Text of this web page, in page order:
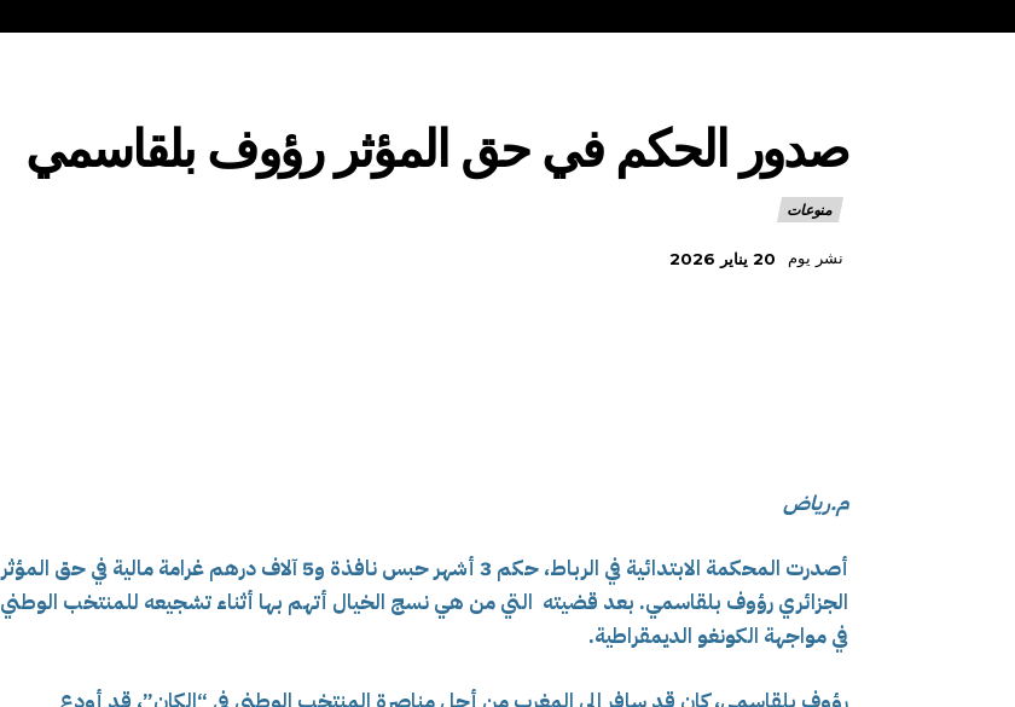
صدور الحكم في حق المؤثر رؤوف بلقاسمي
منوعات
نشر يوم 20 يناير 2026
م.رياض
أصدرت المحكمة الابتدائية في الرباط، حكم 3 أشهر حبس نافذة و5 آلاف درهم غرامة مالية في حق المؤثر
الجزائري رؤوف بلقاسمي. بعد قضيته التي من هي نسج الخيال أتهم بها أثناء تشجيعه للمنتخب الوطني
في مواجهة الكونغو الديمقراطية.